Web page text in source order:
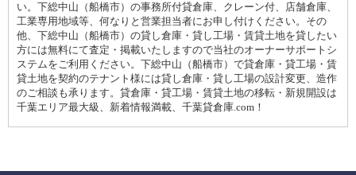
い。下総中山（船橋市）の事務所付貸倉庫、クレーン付、店舗倉庫、
工業専用地域等、何なりと営業担当者にお申し付けください。その
他、下総中山（船橋市）の貸し倉庫・貸し工場・賃貸土地を貸したい
方には無料にて査定・掲載いたしますので当社のオーナーサポートシ
ステムをご利用ください。下総中山（船橋市）で貸倉庫・貸工場・賃
貸土地を契約のテナント様には貸し倉庫・貸し工場の設計変更、造作
のご相談も承ります。貸倉庫・貸工場・賃貸土地の移転・新規開設は
千葉エリア最大級、新着情報満載、千葉貸倉庫.com！